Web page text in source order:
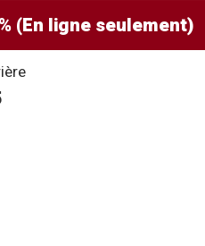
(En ligne seulement)